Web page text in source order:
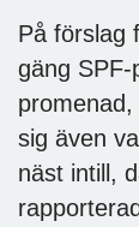
På förslag
gäng
sig även
näst intill,